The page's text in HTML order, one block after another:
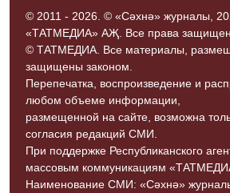
© 2011 - 2026. © «Сәхнә» журналы,
«ТАТМЕДИА» АҖ. Все права
© ТАТМЕДИА. Все материалы,
защищены законом.
Перепечатка, воспроизведение и
любом объеме информации,
размещенной на сайте, возможна
согласия редакций СМИ.
При поддержке Республиканского
массовым коммуникациям
Наименование СМИ: «Сәхнә»